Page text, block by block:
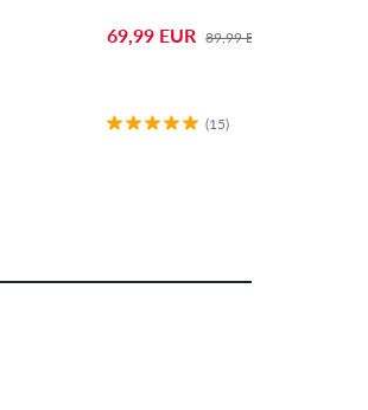
69,99 EUR 89,99 EUR
(15)